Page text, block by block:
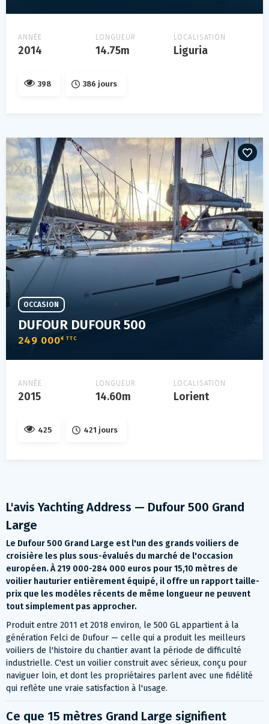
ANNÉE
2014
LONGUEUR
14.75m
LOCALISATION
Liguria
398 386 jours
DUFOUR DUFOUR 500
249 000€ TTC
OCCASION
ANNÉE
2015
LONGUEUR
14.60m
LOCALISATION
Lorient
425 421 jours
L'avis Yachting Address — Dufour 500 Grand
Large
Le Dufour 500 Grand Large est l'un des grands voiliers de
croisière les plus sous-évalués du marché de l'occasion
européen. À 219 000-284 000 euros pour 15,10 mètres de
voilier hauturier entièrement équipé, il offre un rapport taille-
prix que les modèles récents de même longueur ne peuvent
tout simplement pas approcher.
Produit entre 2011 et 2018 environ, le 500 GL appartient à la
génération Felci de Dufour — celle qui a produit les meilleurs
voiliers de l'histoire du chantier avant la période de difficulté
industrielle. C'est un voilier construit avec sérieux, conçu pour
naviguer loin, et dont les propriétaires parlent avec une fidélité
qui reflète une vraie satisfaction à l'usage.
Ce que 15 mètres Grand Large signifient